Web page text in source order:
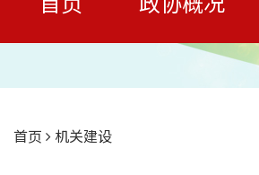
首页 机关建设